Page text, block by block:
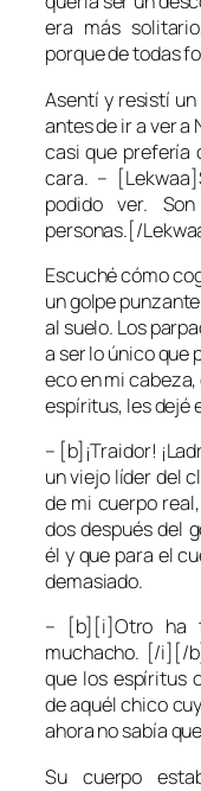
era más
porque de todas
Asentí y resistí
antes de ir a ver a
casi que prefería
cara. –
podido ver.
personas.[/
Escuché cómo
un golpe
al suelo. Los
a ser lo único que
eco en mi
espíritus, les dejé
– [b]¡Traidor!
un viejo líder del
de mi cuerpo
dos después del
él y que para el
demasiado.
– [b][i]Otro ha
muchacho. [/i][/
que los espíritus
de aquél chico
ahora no sabía
Su cuerpo